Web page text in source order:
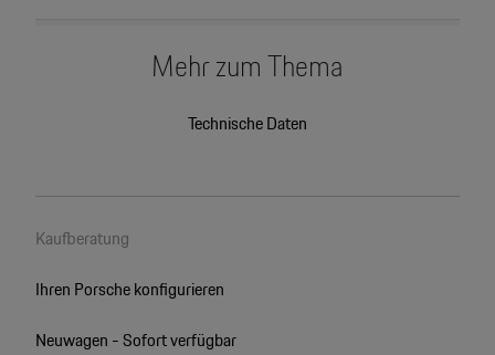
Mehr zum Thema
Technische Daten
Kaufberatung
Ihren Porsche konfigurieren
Neuwagen - Sofort verfügbar